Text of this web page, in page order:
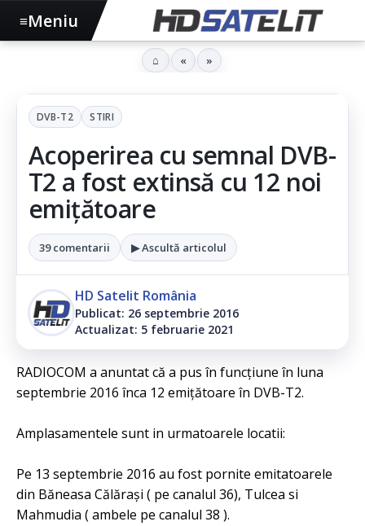
DVB-T2 STIRI
Acoperirea cu semnal DVB-
T2 a fost extinsă cu 12 noi
emițătoare
39 comentarii ▶ Ascultă articolul
HD Satelit România
Publicat: 26 septembrie 2016
Actualizat: 5 februarie 2021
RADIOCOM a anuntat că a pus în funcțiune în luna
septembrie 2016 înca 12 emițătoare în DVB-T2.
Amplasamentele sunt in urmatoarele locatii:
Pe 13 septembrie 2016 au fost pornite emitatoarele
din Băneasa Călăraşi ( pe canalul 36), Tulcea si
Mahmudia ( ambele pe canalul 38 ).
≡Meniu
⌂ « »